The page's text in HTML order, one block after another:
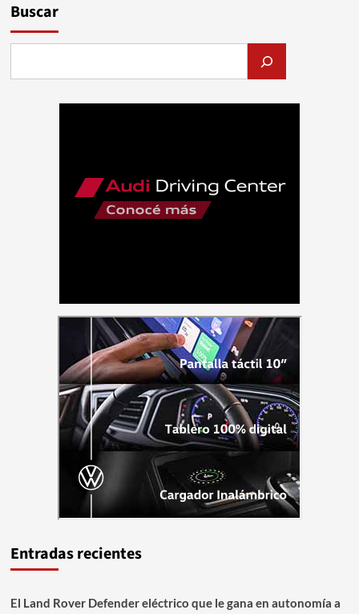
Buscar
Entradas recientes
El Land Rover Defender eléctrico que le gana en autonomía a